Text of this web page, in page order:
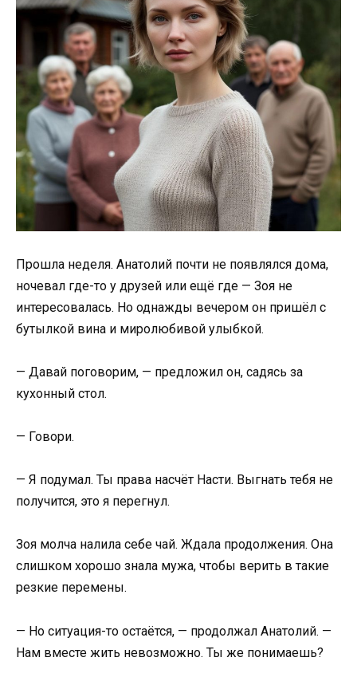
Прошла неделя. Анатолий почти не появлялся дома,
ночевал где-то у друзей или ещё где — Зоя не
интересовалась. Но однажды вечером он пришёл с
бутылкой вина и миролюбивой улыбкой.
— Давай поговорим, — предложил он, садясь за
кухонный стол.
— Говори.
— Я подумал. Ты права насчёт Насти. Выгнать тебя не
получится, это я перегнул.
Зоя молча налила себе чай. Ждала продолжения. Она
слишком хорошо знала мужа, чтобы верить в такие
резкие перемены.
— Но ситуация-то остаётся, — продолжал Анатолий. —
Нам вместе жить невозможно. Ты же понимаешь?